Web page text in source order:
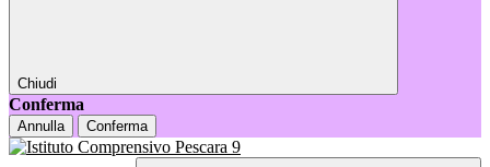
Chiudi
Conferma
Annulla Conferma